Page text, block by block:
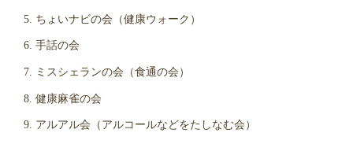
ちょいナビの会（健康ウォーク）
手話の会
ミスシェランの会（食通の会）
健康麻雀の会
アルアル会（アルコールなどをたしなむ会）